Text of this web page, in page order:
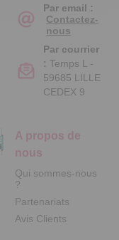
A propos de
nous
Qui sommes-nous
?
Partenariats
Avis Clients
Par email :
Contactez-
nous
Par courrier
: Temps L -
59685 LILLE
CEDEX 9